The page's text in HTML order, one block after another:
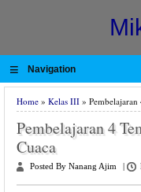
≡ Navigation
Home » Kelas III » Pembelajaran
Pembelajaran 4
Cuaca
Posted By Nanang Ajim